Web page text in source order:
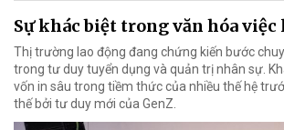
Sự khác biệt trong văn hóa việc
Thị trường lao động đang chứng kiến bước
trong tư duy tuyển dụng và quản trị nhân sự.
vốn in sâu trong tiềm thức của nhiều thế hệ
thế bởi tư duy mới của GenZ.